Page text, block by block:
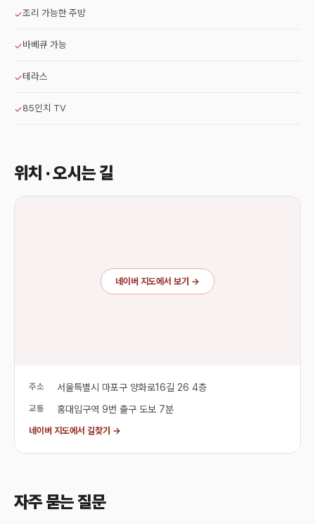
✓조리 가능한 주방
✓바베큐 가능
✓테라스
✓85인치 TV
위치 · 오시는 길
네이버 지도에서 보기 →
주소 서울특별시 마포구 양화로16길 26 4층
교통 홍대입구역 9번 출구 도보 7분
네이버 지도에서 길찾기 →
자주 묻는 질문